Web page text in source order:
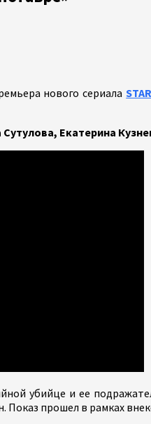
нового сериала
Екатерина
убийце и ее
Показ прошел в рамках